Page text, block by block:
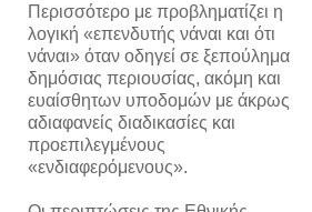
Περισσότερο με προβληματίζει η
λογική «επενδυτής νάναι και ότι
νάναι» όταν οδηγεί σε ξεπούλημα
δημόσιας περιουσίας, ακόμη και
ευαίσθητων υποδομών με άκρως
αδιαφανείς διαδικασίες και
προεπιλεγμένους
«ενδιαφερόμενους».